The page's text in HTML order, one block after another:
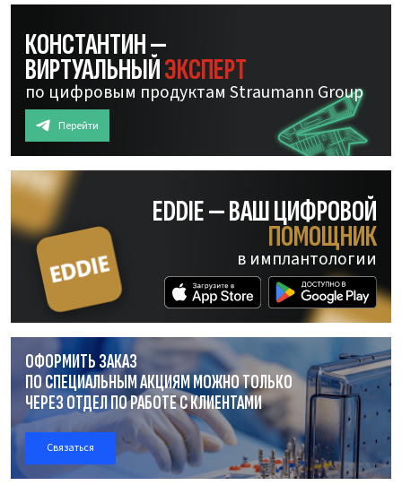
КОНСТАНТИН —
ВИРТУАЛЬНЫЙЭКСПЕРТ
по цифровым продуктам Straumann Group
Перейти
EDDIE — ВАШ ЦИФРОВОЙ
ПОМОЩНИК
в имплантологии
ОФОРМИТЬ ЗАКАЗ
ПО СПЕЦИАЛЬНЫМ АКЦИЯМ МОЖНО ТОЛЬКО
ЧЕРЕЗ ОТДЕЛПО РАБОТЕС КЛИЕНТАМИ
Связаться